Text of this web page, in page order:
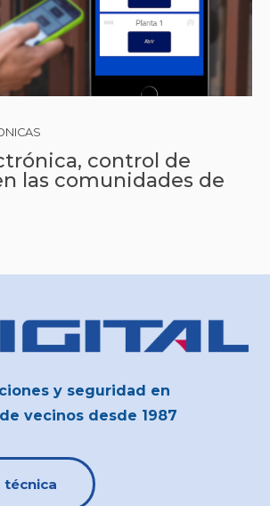
control de
las comunidades de
y seguridad en
vecinos desde 1987
técnica